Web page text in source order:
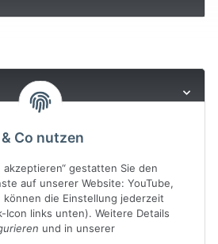
Co nutzen
akzeptieren“ gestatten Sie den
auf unserer Website: YouTube,
können die Einstellung jederzeit
Icon links unten). Weitere Details
und in unserer